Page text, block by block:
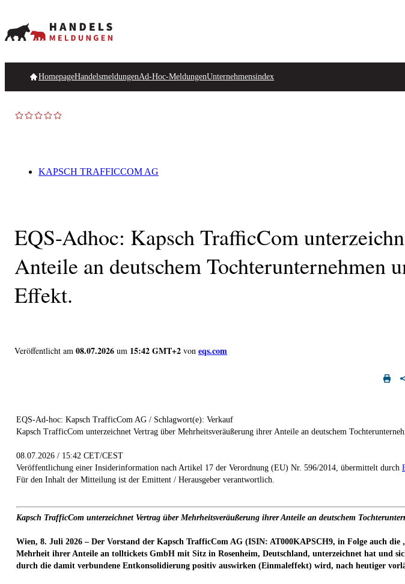
HomepageHandelsmeldungenAd-Hoc-MeldungenUnternehmensindex
KAPSCH TRAFFICCOM AG
EQS-Adhoc: Kapsch TrafficCom
Anteile an deutschem Tochterunternehmen
Effekt.
Veröffentlicht am 08.07.2026 um 15:42 GMT+2 von eqs.com
EQS-Ad-hoc: Kapsch TrafficCom AG / Schlagwort(e): Verkauf
Kapsch TrafficCom unterzeichnet Vertrag über Mehrheitsveräußerung ihrer Anteile an deutschem
08.07.2026 / 15:42 CET/CEST
Veröffentlichung einer Insiderinformation nach Artikel 17 der Verordnung (EU) Nr. 596/2014, übermittelt durch
Für den Inhalt der Mitteilung ist der Emittent / Herausgeber verantwortlich.
Kapsch TrafficCom unterzeichnet Vertrag über Mehrheitsveräußerung ihrer Anteile an deutschem
Wien, 8. Juli 2026 – Der Vorstand der Kapsch TrafficCom AG (ISIN: AT000KAPSCH9, in Folge auch die
Mehrheit ihrer Anteile an tolltickets GmbH mit Sitz in Rosenheim, Deutschland, unterzeichnet hat und
durch die damit verbundene Entkonsolidierung positiv auswirken (Einmaleffekt) wird, nach heutiger